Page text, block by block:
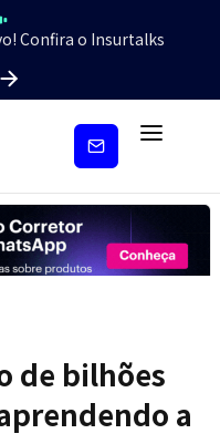
Confira o Insurtalks
Inscreva-
de bilhões
a